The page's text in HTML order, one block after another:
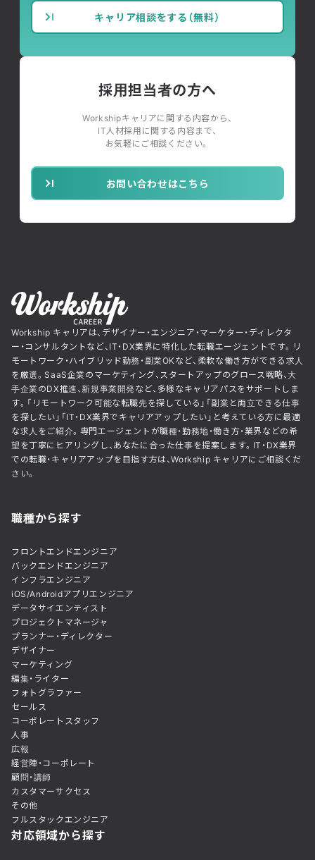
キャリア相談をする（無料）
採用担当者の方へ
Workshipキャリアに関する内容から、
IT人材採用に関する内容まで、
お気軽にご相談ください。
お問い合わせはこちら
Workship キャリアは、デザイナー・エンジニア・マーケター・ディレクタ
ー・コンサルタントなど、IT・DX業界に特化した転職エージェントです。リ
モートワーク・ハイブリッド勤務・副業OKなど、柔軟な働き方ができる求人
を厳選。SaaS企業のマーケティング、スタートアップのグロース戦略、大
手企業のDX推進、新規事業開発など、多様なキャリアパスをサポートしま
す。「リモートワーク可能な転職先を探している」「副業と両立できる仕事
を探したい」「IT・DX業界でキャリアアップしたい」と考えている方に最適
な求人をご紹介。専門エージェントが職種・勤務地・働き方・業界などの希
望を丁寧にヒアリングし、あなたに合った仕事を提案します。IT・DX業界
での転職・キャリアアップを目指す方は、Workship キャリアにご相談くだ
さい。
職種から探す
フロントエンドエンジニア
バックエンドエンジニア
インフラエンジニア
iOS/Androidアプリエンジニア
データサイエンティスト
プロジェクトマネージャ
プランナー・ディレクター
デザイナー
マーケティング
編集・ライター
フォトグラファー
セールス
コーポレートスタッフ
人事
広報
経営陣・コーポレート
顧問・講師
カスタマーサクセス
その他
フルスタックエンジニア
対応領域から探す